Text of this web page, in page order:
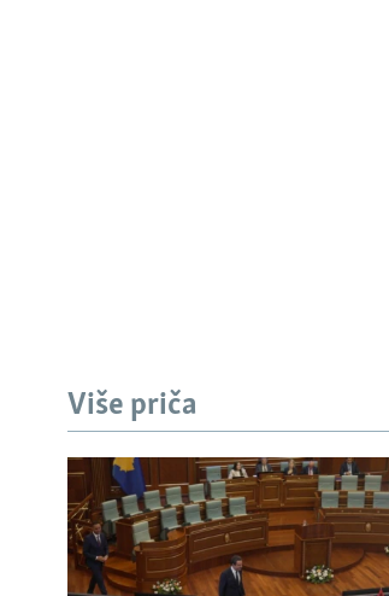
TRI DECENIJE OD RATA U BIH
SVE KARTE DEJTONA
NASTANAK I RASPAD JUGOSLAVIJE
Više priča